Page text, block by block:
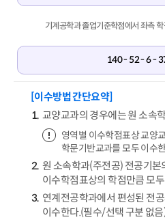
기계공학과 졸업기준학점에서 좌측
140 - 52 - 6 -
[이수방법 간단요약]
교양교과의 경우에는 원 소속
영역별 이수학점표상 교양
학문기반교과를 모두 이수
원 소속학과(주전공) 전공기본
이수학점표상의 학점만큼 모
연계전공학과에서 편성된 전
이수한다.(필수/선택 구분 없